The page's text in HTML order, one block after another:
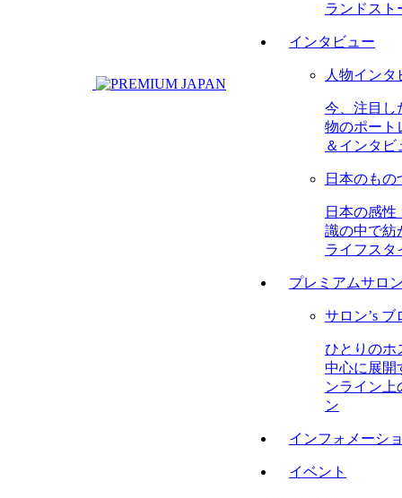
ランドスト
インタビュー
人物インタ
今、注目し
物のポート
＆インタビ
日本のもの
日本の感性
識の中で紡
ライフスタ
プレミアムサロ
サロン’s ブ
ひとりのホ
中心に展開
ンライン上
ン
インフォメーシ
イベント